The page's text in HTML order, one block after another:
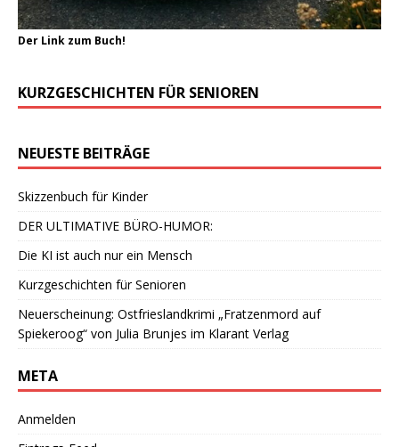
Der Link zum Buch!
KURZGESCHICHTEN FÜR SENIOREN
NEUESTE BEITRÄGE
Skizzenbuch für Kinder
DER ULTIMATIVE BÜRO-HUMOR:
Die KI ist auch nur ein Mensch
Kurzgeschichten für Senioren
Neuerscheinung: Ostfrieslandkrimi „Fratzenmord auf
Spiekeroog“ von Julia Brunjes im Klarant Verlag
META
Anmelden